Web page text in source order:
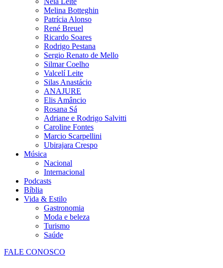
Melina Botteghin
Patrícia Alonso
René Breuel
Ricardo Soares
Rodrigo Pestana
Sergio Renato de Mello
Silmar Coelho
Valcelí Leite
Silas Anastácio
ANAJURE
Elis Amâncio
Rosana Sá
Adriane e Rodrigo Salvitti
Caroline Fontes
Marcio Scarpellini
Ubirajara Crespo
Música
Nacional
Internacional
Podcasts
Bíblia
Vida & Estilo
Gastronomia
Moda e beleza
Turismo
Saúde
FALE CONOSCO